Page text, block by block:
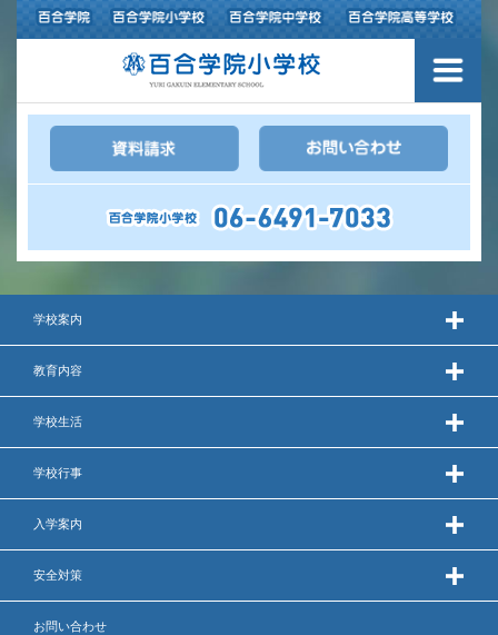
学校案内
教育内容
学校生活
学校行事
入学案内
安全対策
お問い合わせ
３つの豊かさ・沿革
施設紹介
アクセスマップ
制服紹介
スクールバス運行
体育と食育
クラブ活動